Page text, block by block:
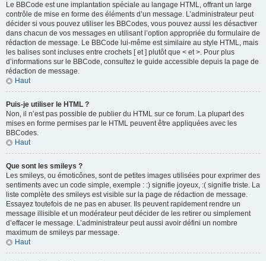
Le BBCode est une implantation spéciale au langage HTML, offrant un large
contrôle de mise en forme des éléments d’un message. L’administrateur peut
décider si vous pouvez utiliser les BBCodes, vous pouvez aussi les désactiver
dans chacun de vos messages en utilisant l’option appropriée du formulaire de
rédaction de message. Le BBCode lui-même est similaire au style HTML, mais
les balises sont incluses entre crochets [ et ] plutôt que < et >. Pour plus
d’informations sur le BBCode, consultez le guide accessible depuis la page de
rédaction de message.
Haut
Puis-je utiliser le HTML ?
Non, il n’est pas possible de publier du HTML sur ce forum. La plupart des
mises en forme permises par le HTML peuvent être appliquées avec les
BBCodes.
Haut
Que sont les smileys ?
Les smileys, ou émoticônes, sont de petites images utilisées pour exprimer des
sentiments avec un code simple, exemple : :) signifie joyeux, :( signifie triste. La
liste complète des smileys est visible sur la page de rédaction de message.
Essayez toutefois de ne pas en abuser. Ils peuvent rapidement rendre un
message illisible et un modérateur peut décider de les retirer ou simplement
d’effacer le message. L’administrateur peut aussi avoir défini un nombre
maximum de smileys par message.
Haut